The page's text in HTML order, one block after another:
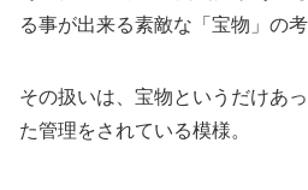
る事が出来る素敵な「宝物」の考
その扱いは、宝物というだけあ
た管理をされている模様。